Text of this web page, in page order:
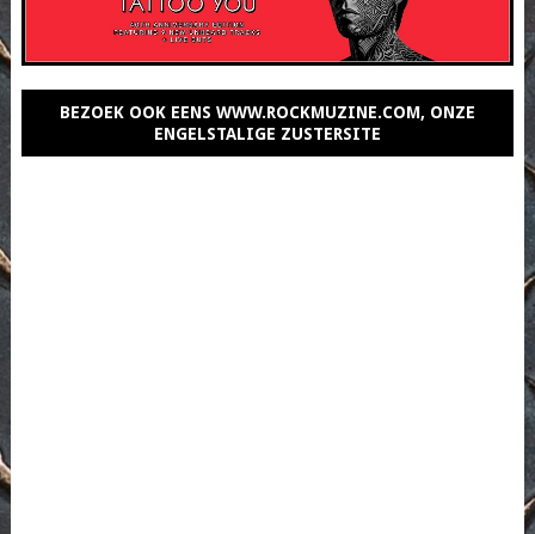
BEZOEK OOK EENS WWW.ROCKMUZINE.COM, ONZE
ENGELSTALIGE ZUSTERSITE